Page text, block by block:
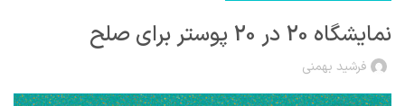
نمایشگاه 20 در 20 پوستر برای صلح
فرشید بهمنی